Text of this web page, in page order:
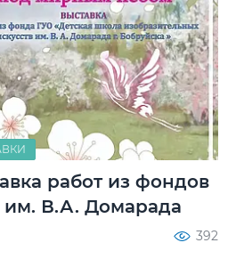
работ из фондов
В.А. Домарада
392